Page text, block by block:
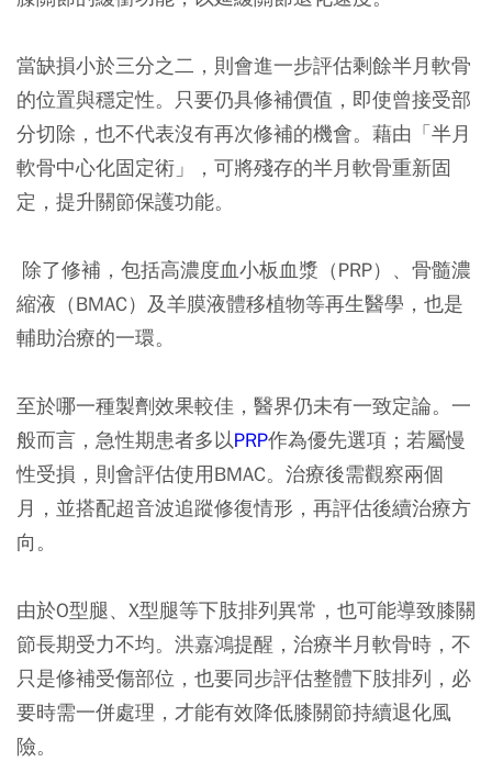
當缺損小於三分之二，則會進一步評估剩餘半月軟骨
的位置與穩定性。只要仍具修補價值，即使曾接受部
分切除，也不代表沒有再次修補的機會。藉由「半月
軟骨中心化固定術」，可將殘存的半月軟骨重新固
定，提升關節保護功能。
除了修補，包括高濃度血小板血漿（PRP）、骨髓濃
縮液（BMAC）及羊膜液體移植物等再生醫學，也是
輔助治療的一環。
至於哪一種製劑效果較佳，醫界仍未有一致定論。一
般而言，急性期患者多以PRP作為優先選項；若屬慢
性受損，則會評估使用BMAC。治療後需觀察兩個
月，並搭配超音波追蹤修復情形，再評估後續治療方
向。
由於O型腿、X型腿等下肢排列異常，也可能導致膝關
節長期受力不均。洪嘉鴻提醒，治療半月軟骨時，不
只是修補受傷部位，也要同步評估整體下肢排列，必
要時需一併處理，才能有效降低膝關節持續退化風
險。